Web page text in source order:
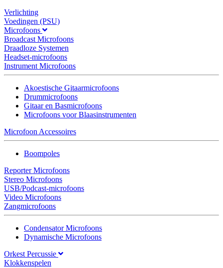
Verlichting
Voedingen (PSU)
Microfoons
Broadcast Microfoons
Draadloze Systemen
Headset-microfoons
Instrument Microfoons
Akoestische Gitaarmicrofoons
Drummicrofoons
Gitaar en Basmicrofoons
Microfoons voor Blaasinstrumenten
Microfoon Accessoires
Boompoles
Reporter Microfoons
Stereo Microfoons
USB/Podcast-microfoons
Video Microfoons
Zangmicrofoons
Condensator Microfoons
Dynamische Microfoons
Orkest Percussie
Klokkenspelen